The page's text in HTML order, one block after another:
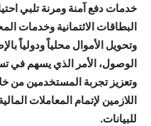
خدمات دفع آمنة ومرنة تلبي
البطاقات الائتمانية وخدمات
وتحويل الأموال محلياً ودولياً
الوصول، الأمر الذي يسهم في
وتعزيز تجربة المستخدمين من
اللازمين لإتمام المعاملات
للبيانات.